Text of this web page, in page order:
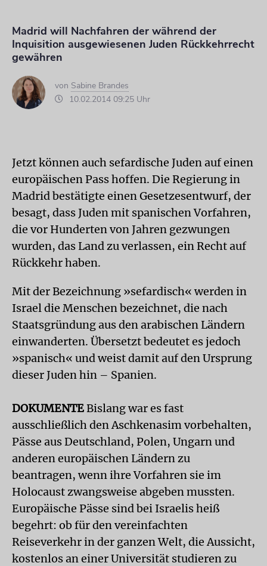
Madrid will Nachfahren der während der
Inquisition ausgewiesenen Juden Rückkehrrecht
gewähren
von Sabine Brandes
10.02.2014 09:25 Uhr
Jetzt können auch sefardische Juden auf einen
europäischen Pass hoffen. Die Regierung in
Madrid bestätigte einen Gesetzesentwurf, der
besagt, dass Juden mit spanischen Vorfahren,
die vor Hunderten von Jahren gezwungen
wurden, das Land zu verlassen, ein Recht auf
Rückkehr haben.
Mit der Bezeichnung »sefardisch« werden in
Israel die Menschen bezeichnet, die nach
Staatsgründung aus den arabischen Ländern
einwanderten. Übersetzt bedeutet es jedoch
»spanisch« und weist damit auf den Ursprung
dieser Juden hin – Spanien.
DOKUMENTEBislang war es fast
ausschließlich den Aschkenasim vorbehalten,
Pässe aus Deutschland, Polen, Ungarn und
anderen europäischen Ländern zu
beantragen, wenn ihre Vorfahren sie im
Holocaust zwangsweise abgeben mussten.
Europäische Pässe sind bei Israelis heiß
begehrt: ob für den vereinfachten
Reiseverkehr in der ganzen Welt, die Aussicht,
kostenlos an einer Universität studieren zu